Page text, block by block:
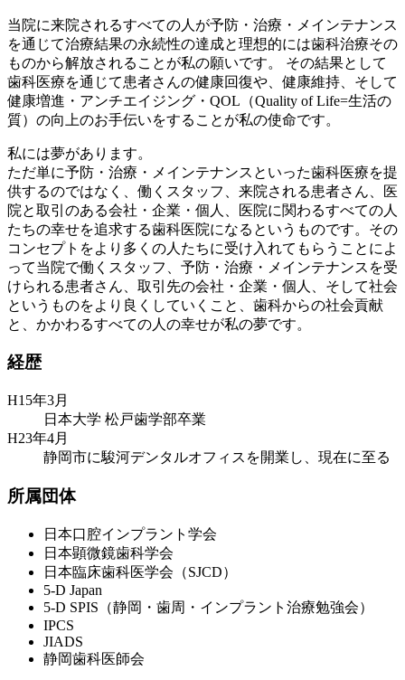
当院に来院されるすべての人が予防・治療・メインテナンス
を通じて治療結果の永続性の達成と理想的には歯科治療その
ものから解放されることが私の願いです。 その結果として
歯科医療を通じて患者さんの健康回復や、健康維持、そして
健康増進・アンチエイジング・QOL（Quality of Life=生活の
質）の向上のお手伝いをすることが私の使命です。
私には夢があります。
ただ単に予防・治療・メインテナンスといった歯科医療を提
供するのではなく、働くスタッフ、来院される患者さん、医
院と取引のある会社・企業・個人、医院に関わるすべての人
たちの幸せを追求する歯科医院になるというものです。その
コンセプトをより多くの人たちに受け入れてもらうことによ
って当院で働くスタッフ、予防・治療・メインテナンスを受
けられる患者さん、取引先の会社・企業・個人、そして社会
というものをより良くしていくこと、歯科からの社会貢献
と、かかわるすべての人の幸せが私の夢です。
経歴
H15年3月
日本大学 松戸歯学部卒業
H23年4月
静岡市に駿河デンタルオフィスを開業し、現在に至る
所属団体
日本口腔インプラント学会
日本顕微鏡歯科学会
日本臨床歯科医学会（SJCD）
5-D Japan
5-D SPIS（静岡・歯周・インプラント治療勉強会）
IPCS
JIADS
静岡歯科医師会